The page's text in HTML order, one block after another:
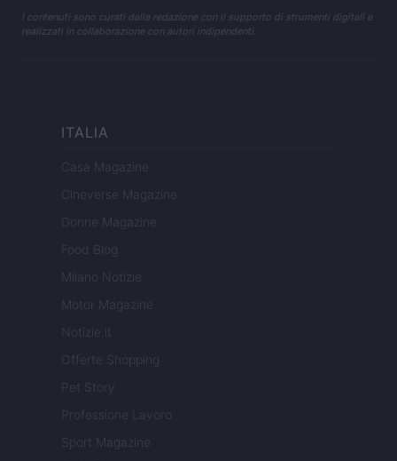
I contenuti sono curati dalla redazione con il supporto di strumenti digitali e
realizzati in collaborazione con autori indipendenti.
ITALIA
Casa Magazine
Cineverse Magazine
Donne Magazine
Food Blog
Milano Notizie
Motor Magazine
Notizie.it
Offerte Shopping
Pet Story
Professione Lavoro
Sport Magazine